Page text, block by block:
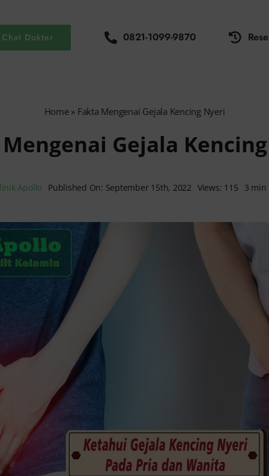
Chat Dokter 0821-1099-9870
Home» Fakta Mengenai Gejala Kencing Nyeri
Gejala
Apollo Published On: September 15th, 2022 Views: 115 3 min